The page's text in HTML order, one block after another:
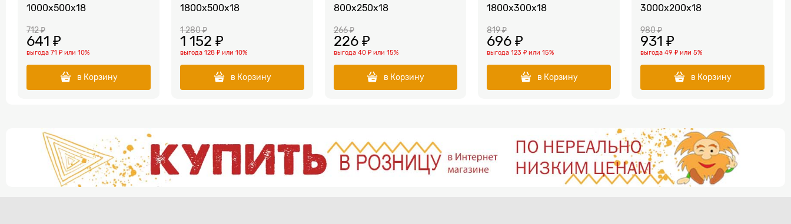
1000x500x18
712 ₽
641 ₽
выгода 71 ₽ или 10%
в Корзину
1800x500x18
1 280 ₽
1 152 ₽
выгода 128 ₽или 10%
в Корзину
800x250x18
266 ₽
226 ₽
выгода 40 ₽или 15%
в Корзину
1800x300x18
819 ₽
696 ₽
выгода123 ₽ или15%
в Корзину
3000х200x18
980 ₽
931 ₽
выгода49 ₽ или5%
в Корзину